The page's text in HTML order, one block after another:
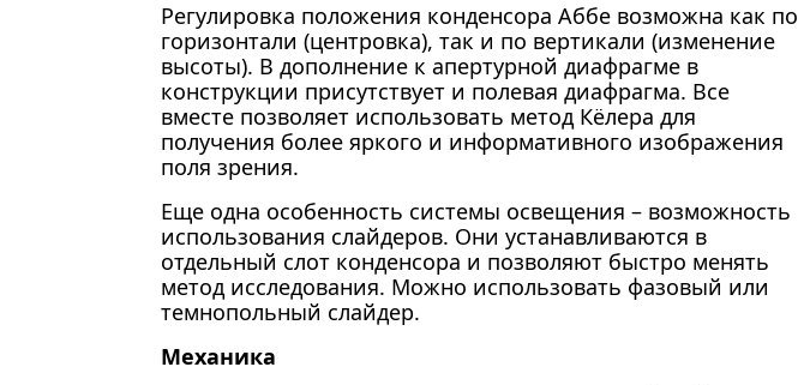
Регулировка положения конденсора Аббе возможна как по
горизонтали (центровка), так и по вертикали (изменение
высоты). В дополнение к апертурной диафрагме в
конструкции присутствует и полевая диафрагма. Все
вместе позволяет использовать метод Кёлера для
получения более яркого и информативного изображения
поля зрения.
Еще одна особенность системы освещения – возможность
использования слайдеров. Они устанавливаются в
отдельный слот конденсора и позволяют быстро менять
метод исследования. Можно использовать фазовый или
темнопольный слайдер.
Механика